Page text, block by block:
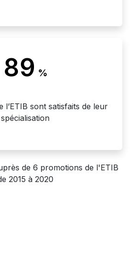
89 %
l’ETIB sont satisfaits de leur
spécialisation
de 6 promotions de l'ETIB
2015 à 2020